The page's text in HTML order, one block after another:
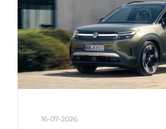
16-07-2026